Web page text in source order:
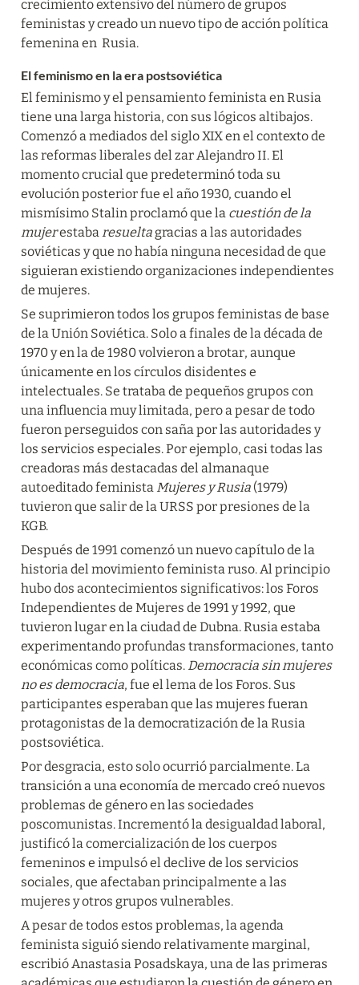
crecimiento extensivo del número de grupos
feministas y creado un nuevo tipo de acción política
femenina en  Rusia.
El feminismo en la era postsoviética
El feminismo y el pensamiento feminista en Rusia
tiene una larga historia, con sus lógicos altibajos.
Comenzó a mediados del siglo XIX en el contexto de
las reformas liberales del zar Alejandro II. El
momento crucial que predeterminó toda su
evolución posterior fue el año 1930, cuando el
mismísimo Stalin proclamó que la cuestión de la
mujer estaba resuelta gracias a las autoridades
soviéticas y que no había ninguna necesidad de que
siguieran existiendo organizaciones independientes
de mujeres.
Se suprimieron todos los grupos feministas de base
de la Unión Soviética. Solo a finales de la década de
1970 y en la de 1980 volvieron a brotar, aunque
únicamente en los círculos disidentes e
intelectuales. Se trataba de pequeños grupos con
una influencia muy limitada, pero a pesar de todo
fueron perseguidos con saña por las autoridades y
los servicios especiales. Por ejemplo, casi todas las
creadoras más destacadas del almanaque
autoeditado feminista Mujeres y Rusia (1979)
tuvieron que salir de la URSS por presiones de la
KGB.
Después de 1991 comenzó un nuevo capítulo de la
historia del movimiento feminista ruso. Al principio
hubo dos acontecimientos significativos: los Foros
Independientes de Mujeres de 1991 y 1992, que
tuvieron lugar en la ciudad de Dubna. Rusia estaba
experimentando profundas transformaciones, tanto
económicas como políticas. Democracia sin mujeres
no es democracia, fue el lema de los Foros. Sus
participantes esperaban que las mujeres fueran
protagonistas de la democratización de la Rusia
postsoviética.
Por desgracia, esto solo ocurrió parcialmente. La
transición a una economía de mercado creó nuevos
problemas de género en las sociedades
poscomunistas. Incrementó la desigualdad laboral,
justificó la comercialización de los cuerpos
femeninos e impulsó el declive de los servicios
sociales, que afectaban principalmente a las
mujeres y otros grupos vulnerables.
A pesar de todos estos problemas, la agenda
feminista siguió siendo relativamente marginal,
escribió Anastasia Posadskaya, una de las primeras